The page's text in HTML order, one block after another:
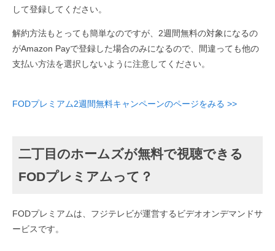
して登録してください。
解約方法もとっても簡単なのですが、2週間無料の対象になるの
がAmazon Payで登録した場合のみになるので、間違っても他の
支払い方法を選択しないように注意してください。
FODプレミアム2週間無料キャンペーンのページをみる >>
二丁目のホームズが無料で視聴できる
FODプレミアムって？
FODプレミアムは、フジテレビが運営するビデオオンデマンドサ
ービスです。